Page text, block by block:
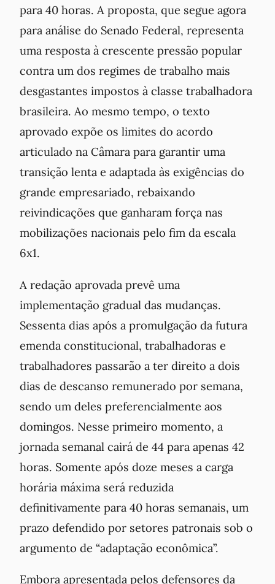
para 40 horas. A proposta, que segue agora
para análise do Senado Federal, representa
uma resposta à crescente pressão popular
contra um dos regimes de trabalho mais
desgastantes impostos à classe trabalhadora
brasileira. Ao mesmo tempo, o texto
aprovado expõe os limites do acordo
articulado na Câmara para garantir uma
transição lenta e adaptada às exigências do
grande empresariado, rebaixando
reivindicações que ganharam força nas
mobilizações nacionais pelo fim da escala
6x1.
A redação aprovada prevê uma
implementação gradual das mudanças.
Sessenta dias após a promulgação da futura
emenda constitucional, trabalhadoras e
trabalhadores passarão a ter direito a dois
dias de descanso remunerado por semana,
sendo um deles preferencialmente aos
domingos. Nesse primeiro momento, a
jornada semanal cairá de 44 para apenas 42
horas. Somente após doze meses a carga
horária máxima será reduzida
definitivamente para 40 horas semanais, um
prazo defendido por setores patronais sob o
argumento de “adaptação econômica”.
Embora apresentada pelos defensores da